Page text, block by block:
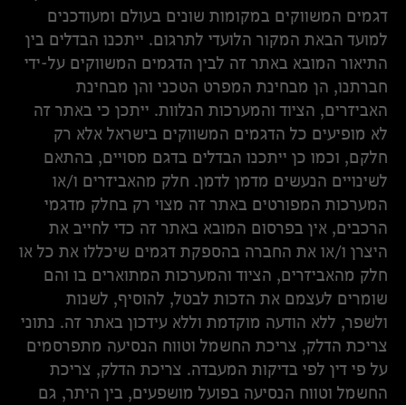
דגמים המשווקים במקומות שונים בעולם ומעודכנים
למועד הבאת המקור הלועדי לתרגום. ייתכנו הבדלים בין
התיאור המובא באתר זה לבין הדגמים המשווקים על-ידי
חברתנו, הן מבחינת המפרט הטכני והן מבחינת
האביזרים, הציוד והמערכות הנלוות. ייתכן כי באתר זה
לא מופיעים כל הדגמים המשווקים בישראל אלא רק
חלקם, וכמו כן ייתכנו הבדלים בדגם מסויים, בהתאם
לשינויים הנעשים מדמן לדמן. חלק מהאביזרים ו/או
המערכות המפורטים באתר זה מצוי רק בחלק מדגמי
הרכבים, אין בפרסום המובא באתר זה כדי לחייב את
היצרן ו/או את החברה בהספקת דגמים שיכללו את כל או
חלק מהאביזרים, הציוד והמערכות המתוארים בו והם
שומרים לעצמם את הזכות לבטל, להוסיף, לשנות
ולשפר, ללא הודעה מוקדמת וללא עידכון באתר זה. נתוני
צריכת הדלק, צריכת החשמל וטווח הנסיעה מתפרסמים
על פי דין לפי בדיקות המעבדה. צריכת הדלק, צריכת
החשמל וטווח הנסיעה בפועל מושפעים, בין היתר, גם